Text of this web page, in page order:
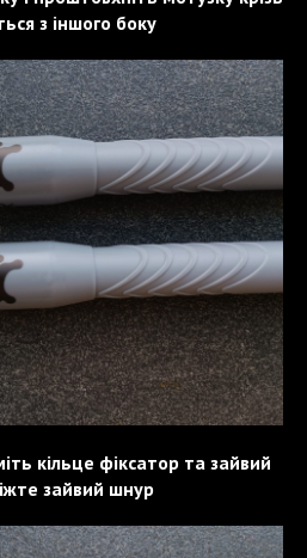
з іншого боку
кільце фіксатор та зайвий
зайвий шнур